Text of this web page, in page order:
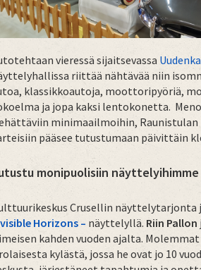
vieressä sijaitsevassa
riittää nähtävää niin
klassikkoautoja, moottoripyöriä,
ja jopa kaksi lentokonetta.
minimaailmoihin,
pääsee tutustumaan päivittäin
monipuolisiin näyttelyihimme
Crusellin näyttelytarjonta
Horizons – näyttelyllä. Riin Pallon
kahden vuoden ajalta.
kylästä, jossa he ovat jo 10